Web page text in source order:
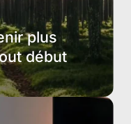
plus
début